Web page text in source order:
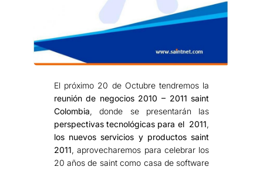
El próximo 20 de Octubre tendremos la
reunión de negocios 2010 – 2011 saint
Colombia, donde se presentarán las
perspectivas tecnológicas para el 2011,
los nuevos servicios y productos saint
2011, aprovecharemos para celebrar los
20 años de saint como casa de software